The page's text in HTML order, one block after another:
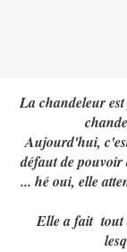
La chandeleur est
Aujourd'hui,
défaut de pouvoir
... hé oui, elle
Elle a fait tout